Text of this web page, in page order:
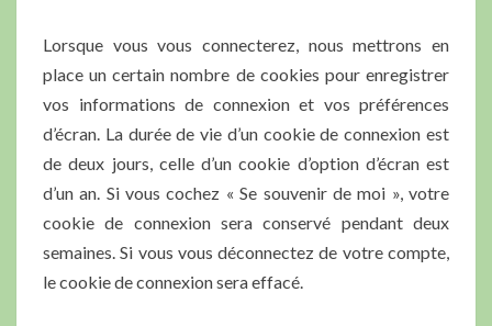
Lorsque vous vous connecterez, nous mettrons en
place un certain nombre de cookies pour enregistrer
vos informations de connexion et vos préférences
d’écran. La durée de vie d’un cookie de connexion est
de deux jours, celle d’un cookie d’option d’écran est
d’un an. Si vous cochez « Se souvenir de moi », votre
cookie de connexion sera conservé pendant deux
semaines. Si vous vous déconnectez de votre compte,
le cookie de connexion sera effacé.